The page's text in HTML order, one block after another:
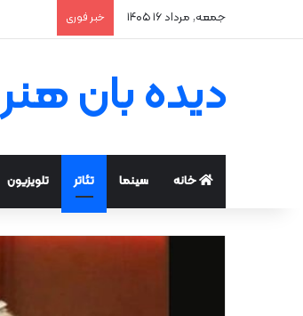
جمعه, مرداد ۱۶ ۱۴۰۵ خبر فوری
دیده بان هنر
خانه سینما تئاتر تلویزیون